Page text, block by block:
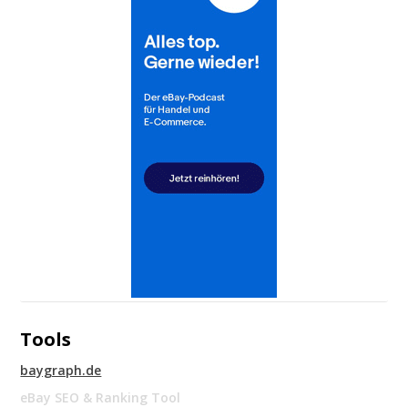
Tools
baygraph.de
eBay SEO & Ranking Tool